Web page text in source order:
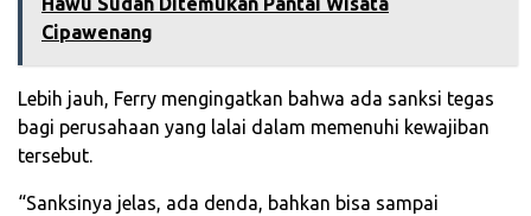
Cipawenang
‎Lebih jauh, Ferry mengingatkan bahwa ada sanksi tegas
bagi perusahaan yang lalai dalam memenuhi kewajiban
tersebut.
‎“Sanksinya jelas, ada denda, bahkan bisa sampai